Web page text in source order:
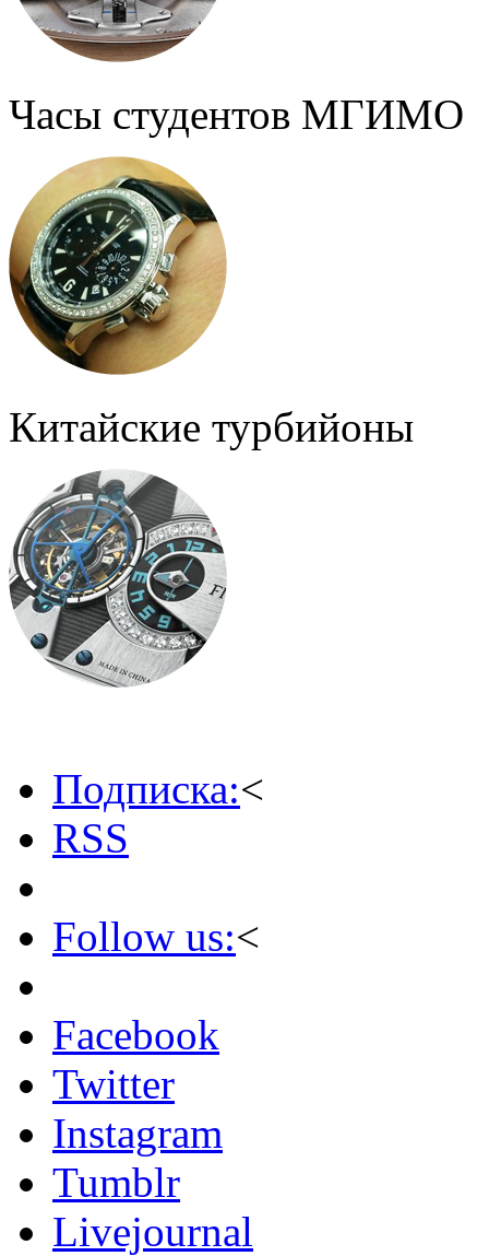
Часы студентов МГИМО
Китайские турбийоны
Подписка:<
RSS
Follow us:<
Facebook
Twitter
Instagram
Tumblr
Livejournal